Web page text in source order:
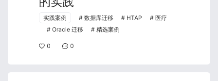
实践案例 数据库迁移 HTAP
医疗
Oracle 迁移
精选案例
0 0